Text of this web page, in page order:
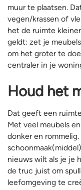
muur te plaatsen.
vegen/krassen of
het de ruimte
geldt: zet je
om het groter te
centraler in je
Houd het
Dat geeft een
Met veel meubels
donker en
nieuws wilt als je je
de truc juist om
leefomgeving te